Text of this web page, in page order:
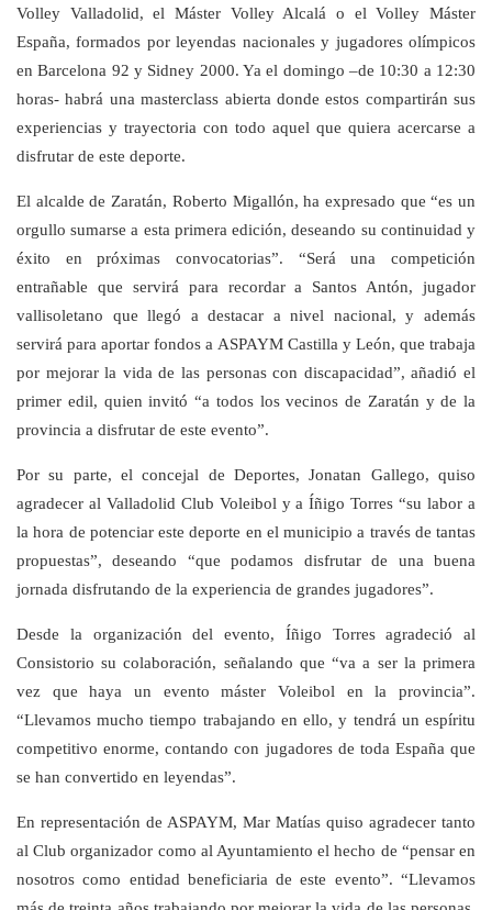
Volley Valladolid, el Máster Volley Alcalá o el Volley Máster
España, formados por leyendas nacionales y jugadores olímpicos
en Barcelona 92 y Sidney 2000. Ya el domingo –de 10:30 a 12:30
horas- habrá una masterclass abierta donde estos compartirán sus
experiencias y trayectoria con todo aquel que quiera acercarse a
disfrutar de este deporte.
El alcalde de Zaratán, Roberto Migallón, ha expresado que “es un
orgullo sumarse a esta primera edición, deseando su continuidad y
éxito en próximas convocatorias”. “Será una competición
entrañable que servirá para recordar a Santos Antón, jugador
vallisoletano que llegó a destacar a nivel nacional, y además
servirá para aportar fondos a ASPAYM Castilla y León, que trabaja
por mejorar la vida de las personas con discapacidad”, añadió el
primer edil, quien invitó “a todos los vecinos de Zaratán y de la
provincia a disfrutar de este evento”.
Por su parte, el concejal de Deportes, Jonatan Gallego, quiso
agradecer al Valladolid Club Voleibol y a Íñigo Torres “su labor a
la hora de potenciar este deporte en el municipio a través de tantas
propuestas”, deseando “que podamos disfrutar de una buena
jornada disfrutando de la experiencia de grandes jugadores”.
Desde la organización del evento, Íñigo Torres agradeció al
Consistorio su colaboración, señalando que “va a ser la primera
vez que haya un evento máster Voleibol en la provincia”.
“Llevamos mucho tiempo trabajando en ello, y tendrá un espíritu
competitivo enorme, contando con jugadores de toda España que
se han convertido en leyendas”.
En representación de ASPAYM, Mar Matías quiso agradecer tanto
al Club organizador como al Ayuntamiento el hecho de “pensar en
nosotros como entidad beneficiaria de este evento”. “Llevamos